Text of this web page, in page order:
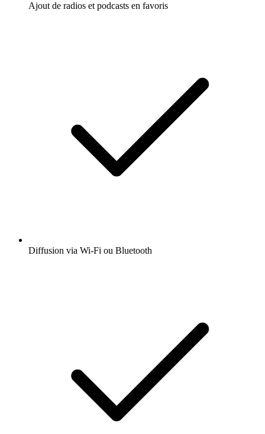
Ajout de radios et podcasts en favoris
Diffusion via Wi-Fi ou Bluetooth